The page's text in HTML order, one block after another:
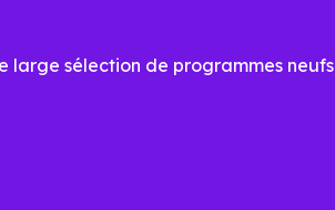
cette dimension devient un
large sélection de programmes neufs